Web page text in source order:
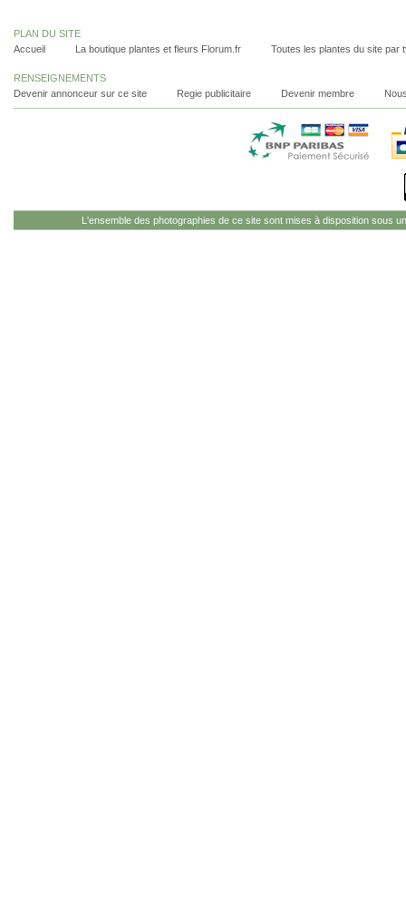
PLAN DU SITE
Accueil
La boutique plantes et fleurs Florum.fr Toutes les plantes du site par
RENSEIGNEMENTS
Devenir annonceur sur ce site
Regie publicitaire Devenir membre
L'ensemble des photographies de ce site sont mises à disposition sous